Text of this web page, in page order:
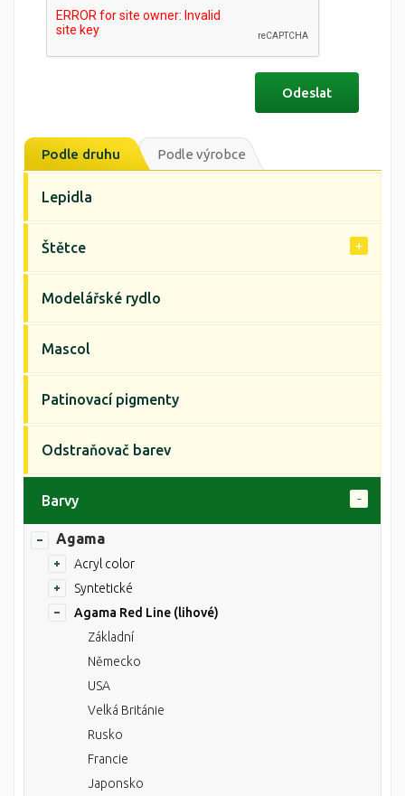
Podle druhu Podle výrobce
Lepidla
Štětce
Modelářské rydlo
Mascol
Patinovací pigmenty
Odstraňovač barev
Barvy
Agama
Acryl color
Syntetické
Agama Red Line (lihové)
Základní
Německo
USA
Velká Británie
Rusko
Francie
Japonsko